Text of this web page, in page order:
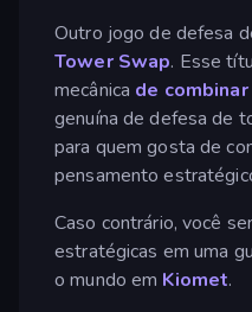
Outro jogo de defesa
Tower Swap. Esse
mecânica de combinar
genuína de defesa de
para quem gosta de
pensamento
Caso contrário, você
estratégicas em uma
o mundo em Kiomet.